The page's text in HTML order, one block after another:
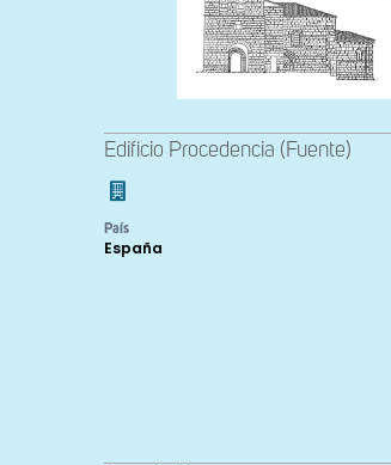
Edificio Procedencia (Fuente)
País
España